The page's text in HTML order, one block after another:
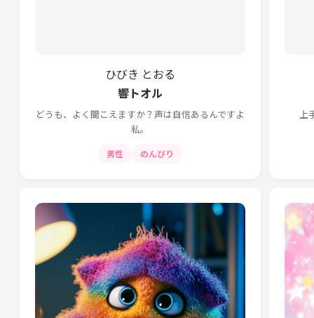
ひびき とおる
響トオル
どうも、よく聞こえますか？声は自信あるんですよ
私。
男性 のんびり
上